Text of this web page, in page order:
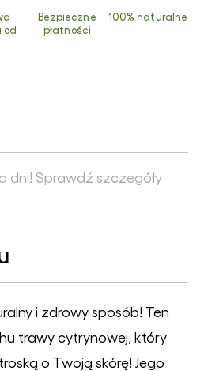
od
Bezpieczne
płatności
100% naturalne
dni! Sprawdź szczegóły
i zdrowy sposób! Ten
trawy cytrynowej, który
o Twoją skórę! Jego